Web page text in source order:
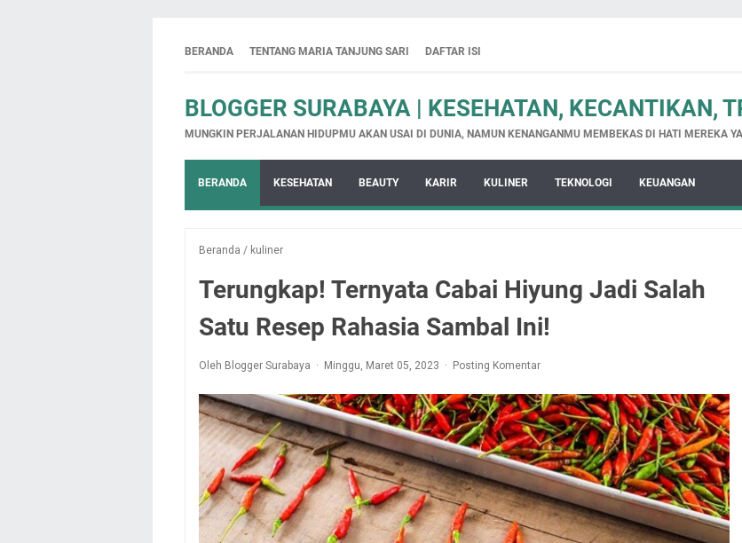
BERANDA TENTANG MARIA TANJUNG SARI DAFTAR ISI
BLOGGER SURABAYA | KESEHATAN, KECANTIKAN,
MUNGKIN PERJALANAN HIDUPMU AKAN USAI DI DUNIA, NAMUN KENANGANMU MEMBEKAS DI HATI MEREKA
BERANDA KESEHATAN BEAUTY KARIR KULINER TEKNOLOGI KEUANGAN
Beranda / kuliner
Terungkap! Ternyata Cabai Hiyung Jadi Salah
Satu Resep Rahasia Sambal Ini!
Oleh Blogger Surabaya Minggu, Maret 05, 2023 Posting Komentar